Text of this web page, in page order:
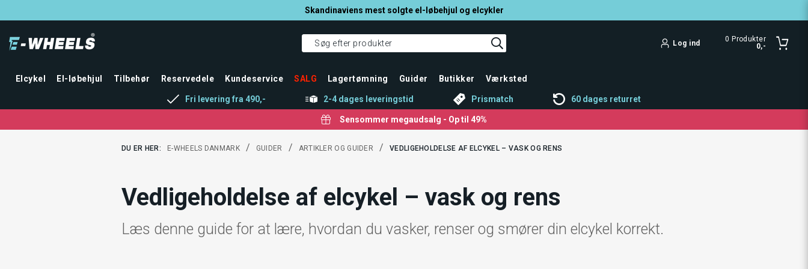
Skandinaviens mest solgte el-løbehjul og elcykler
Log ind 0 Produkter
0,-
Elcykel El-løbehjul Tilbehør Reservedele Kundeservice SALG Lagertømning Guider Butikker Værksted
Fri levering fra 490,- 2-4 dages leveringstid Prismatch 60 dages returret
Sensommer megaudsalg - Op til 49%
DU ER HER: E-WHEELS DANMARK / GUIDER / ARTIKLER OG GUIDER / VEDLIGEHOLDELSE AF ELCYKEL – VASK OG RENS
Vedligeholdelse af elcykel – vask og rens
Læs denne guide for at lære, hvordan du vasker, renser og smører din elcykel korrekt.